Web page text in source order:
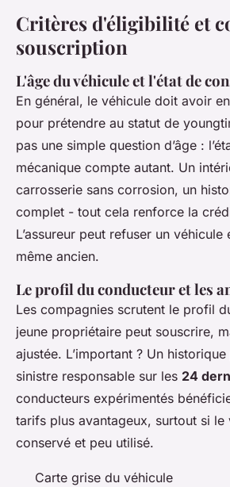
Critères d'éligibilité et
souscription
L'âge du véhicule et l'état de
En général, le véhicule doit avoir
pour prétendre au statut de
pas une simple question d’âge :
mécanique compte autant. Un
carrosserie sans corrosion, un
complet - tout cela renforce la
L’assureur peut refuser un véhicule
même ancien.
Le profil du conducteur et les
Les compagnies scrutent le profil
jeune propriétaire peut souscrire,
ajustée. L’important ? Un
sinistre responsable sur les 24
conducteurs expérimentés
tarifs plus avantageux, surtout si le
conservé et peu utilisé.
Carte grise du véhicule